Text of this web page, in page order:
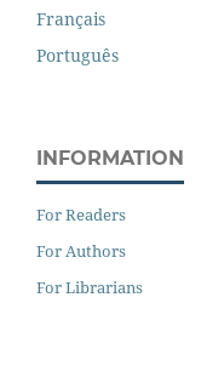
Français
Português
INFORMATION
For Readers
For Authors
For Librarians